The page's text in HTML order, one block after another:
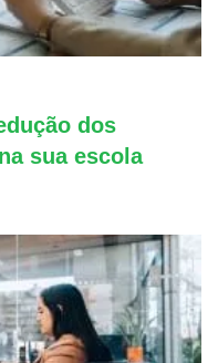
dos
sua escola